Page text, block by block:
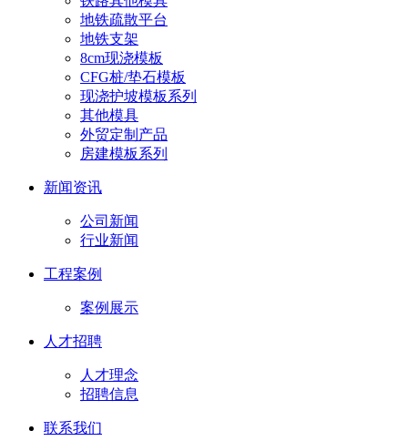
地铁疏散平台
地铁支架
8cm现浇模板
CFG桩/垫石模板
现浇护坡模板系列
其他模具
外贸定制产品
房建模板系列
新闻资讯
公司新闻
行业新闻
工程案例
案例展示
人才招聘
人才理念
招聘信息
联系我们